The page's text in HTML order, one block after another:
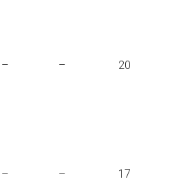
Esp..
Esp